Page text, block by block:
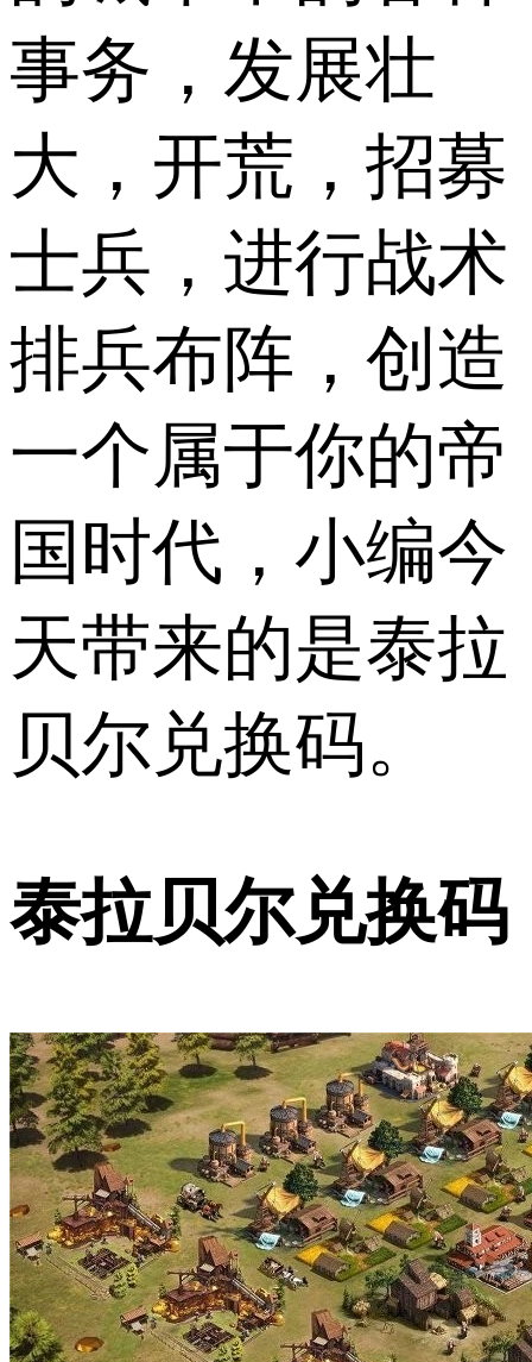
事务，发展壮
大，开荒，招募
士兵，进行战术
排兵布阵，创造
一个属于你的帝
国时代，小编今
天带来的是泰拉
贝尔兑换码。
泰拉贝尔兑换码